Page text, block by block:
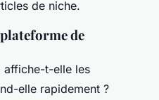
de niche.
de
affiche-t-elle les
elle rapidement ?